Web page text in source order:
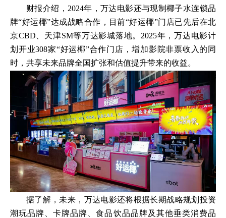
财报介绍，2024年，万达电影还与现制椰子水连锁品
牌“好运椰”达成战略合作，目前“好运椰”门店已先后在北
京CBD、天津SM等万达影城落地。2025年，万达电影计
划开业308家“好运椰”合作门店，增加影院非票收入的同
时，共享未来品牌全国扩张和估值提升带来的收益。
据了解，未来，万达电影还将根据长期战略规划投资
潮玩品牌、卡牌品牌、食品饮品品牌及其他垂类消费品